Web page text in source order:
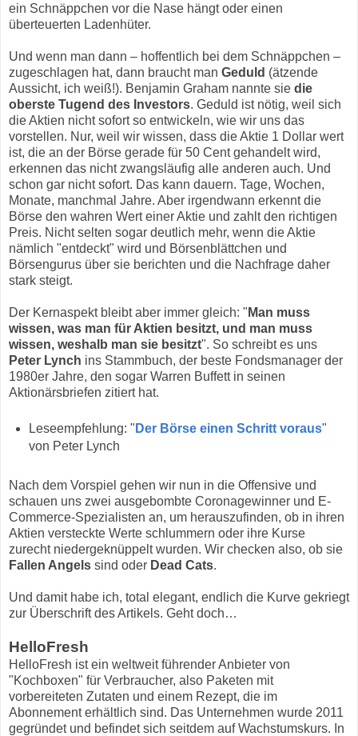
ein Schnäppchen vor die Nase hängt oder einen
überteuerten Ladenhüter.
Und wenn man dann – hoffentlich bei dem Schnäppchen –
zugeschlagen hat, dann braucht man Geduld (ätzende
Aussicht, ich weiß!). Benjamin Graham nannte sie die
oberste Tugend des Investors. Geduld ist nötig, weil sich
die Aktien nicht sofort so entwickeln, wie wir uns das
vorstellen. Nur, weil wir wissen, dass die Aktie 1 Dollar wert
ist, die an der Börse gerade für 50 Cent gehandelt wird,
erkennen das nicht zwangsläufig alle anderen auch. Und
schon gar nicht sofort. Das kann dauern. Tage, Wochen,
Monate, manchmal Jahre. Aber irgendwann erkennt die
Börse den wahren Wert einer Aktie und zahlt den richtigen
Preis. Nicht selten sogar deutlich mehr, wenn die Aktie
nämlich "entdeckt" wird und Börsenblättchen und
Börsengurus über sie berichten und die Nachfrage daher
stark steigt.
Der Kernaspekt bleibt aber immer gleich: " Man muss
wissen, was man für Aktien besitzt, und man muss
wissen, weshalb man sie besitzt". So schreibt es uns
Peter Lynch ins Stammbuch, der beste Fondsmanager der
1980er Jahre, den sogar Warren Buffett in seinen
Aktionärsbriefen zitiert hat.
Leseempfehlung: " Der Börse einen Schritt voraus"
von Peter Lynch
Nach dem Vorspiel gehen wir nun in die Offensive und
schauen uns zwei ausgebombte Coronagewinner und E-
Commerce-Spezialisten an, um herauszufinden, ob in ihren
Aktien versteckte Werte schlummern oder ihre Kurse
zurecht niedergeknüppelt wurden. Wir checken also, ob sie
Fallen Angels sind oder Dead Cats.
Und damit habe ich, total elegant, endlich die Kurve gekriegt
zur Überschrift des Artikels. Geht doch…
HelloFresh
HelloFresh ist ein weltweit führender Anbieter von
"Kochboxen" für Verbraucher, also Paketen mit
vorbereiteten Zutaten und einem Rezept, die im
Abonnement erhältlich sind. Das Unternehmen wurde 2011
gegründet und befindet sich seitdem auf Wachstumskurs. In